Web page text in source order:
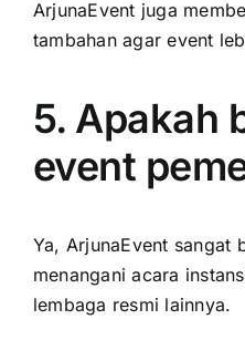
ArjunaEvent juga
tambahan agar event
5. Apakah
event
Ya, ArjunaEvent sangat
menangani acara
lembaga resmi lainnya.